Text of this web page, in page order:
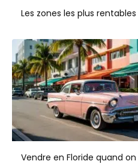
Les zones les plus
Vendre en Floride quand